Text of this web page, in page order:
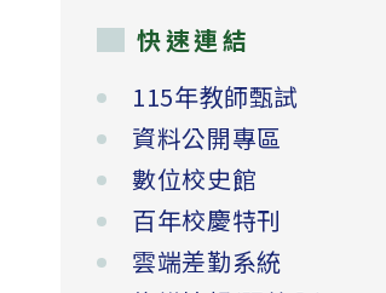
快速連結
115年教師甄試
資料公開專區
數位校史館
百年校慶特刊
雲端差勤系統